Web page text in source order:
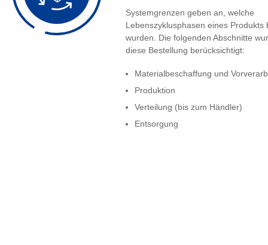
Systemgrenzen geben an, welche
Lebenszyklusphasen eines Produkts
wurden. Die folgenden Abschnitte
diese Bestellung berücksichtigt:
Materialbeschaffung und
Produktion
Verteilung (bis zum Händler)
Entsorgung